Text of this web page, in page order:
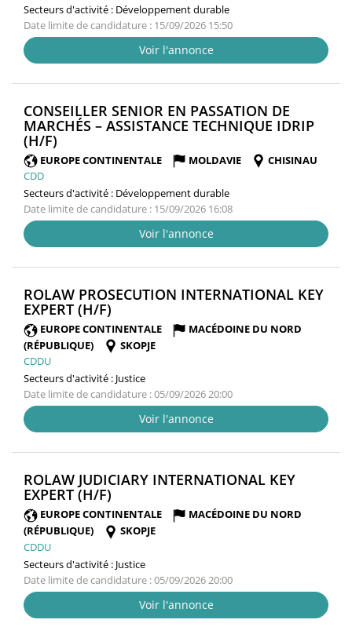
Secteurs d'activité : Développement durable
Date limite de candidature : 15/09/2026 15:50
Voir l'annonce
CONSEILLER SENIOR EN PASSATION DE
MARCHÉS – ASSISTANCE TECHNIQUE IDRIP
(H/F)
FENÊTRE)
EUROPE CONTINENTALE MOLDAVIE
CHISINAU
CDD
Secteurs d'activité : Développement durable
Date limite de candidature : 15/09/2026 16:08
Voir l'annonce
ROLAW PROSECUTION INTERNATIONAL KEY
EXPERT (H/F)
FENÊTRE)
EUROPE CONTINENTALE
MACÉDOINE DU NORD
(RÉPUBLIQUE)
SKOPJE
CDDU
Secteurs d'activité : Justice
Date limite de candidature : 05/09/2026 20:00
Voir l'annonce
ROLAW JUDICIARY INTERNATIONAL KEY
EXPERT (H/F)
FENÊTRE)
EUROPE CONTINENTALE
MACÉDOINE DU NORD
(RÉPUBLIQUE)
SKOPJE
CDDU
Secteurs d'activité : Justice
Date limite de candidature : 05/09/2026 20:00
Voir l'annonce